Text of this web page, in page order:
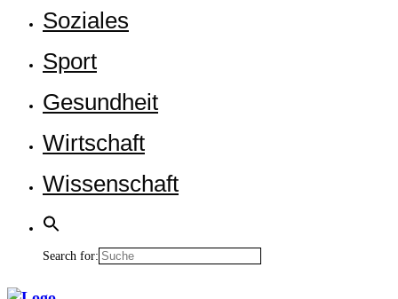
Sozia­les
Sport
Gesund­heit
Wirt­schaft
Wis­sen­schaft
Search for: